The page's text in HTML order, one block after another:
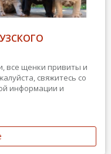
все щенки привиты и
свяжитесь со
информации и